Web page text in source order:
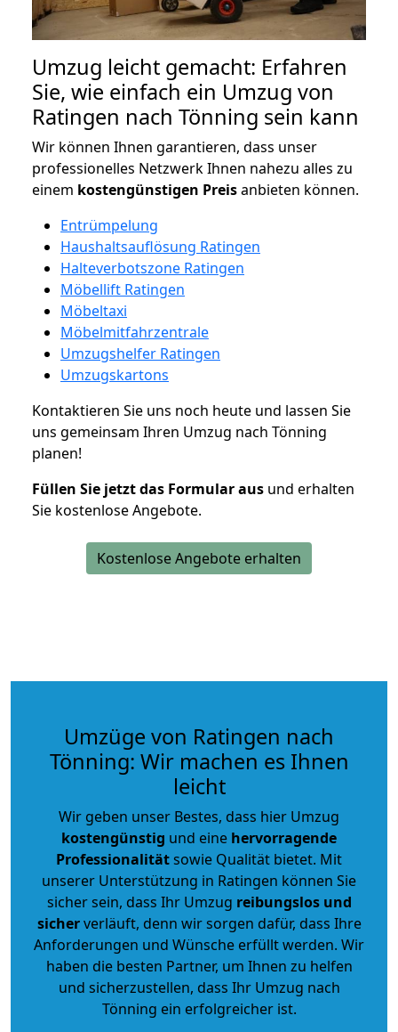
Umzug leicht gemacht: Erfahren
Sie, wie einfach ein Umzug von
Ratingen nach Tönning sein kann
Wir können Ihnen garantieren, dass unser
professionelles Netzwerk Ihnen nahezu alles zu
einem kostengünstigen Preisanbieten können.
Entrümpelung
Haushaltsauflösung Ratingen
Halteverbotszone Ratingen
Möbellift Ratingen
Möbeltaxi
Möbelmitfahrzentrale
Umzugshelfer Ratingen
Umzugskartons
Kontaktieren Sie uns noch heute und lassen Sie
uns gemeinsam Ihren Umzug nach Tönning
planen!
Füllen Sie jetzt das Formular aus und erhalten
Sie kostenlose Angebote.
Kostenlose Angebote erhalten
Umzüge von Ratingen nach
Tönning: Wir machen es Ihnen
leicht
Wir geben unser Bestes, dass hier Umzug
kostengünstig und eine hervorragende
Professionalitätsowie Qualität bietet. Mit
unserer Unterstützung in Ratingen können Sie
sicher sein, dass Ihr Umzug reibungslos und
sicherverläuft, denn wir sorgen dafür, dass Ihre
Anforderungen und Wünsche erfüllt werden. Wir
haben die besten Partner, um Ihnen zu helfen
und sicherzustellen, dass Ihr Umzug nach
Tönning ein erfolgreicher ist.